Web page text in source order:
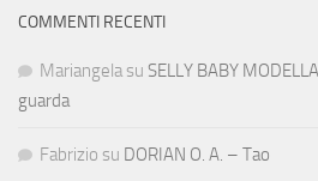
COMMENTI RECENTI
Mariangela su SELLY BABY
guarda
Fabrizio su DORIAN O. A. – Tao